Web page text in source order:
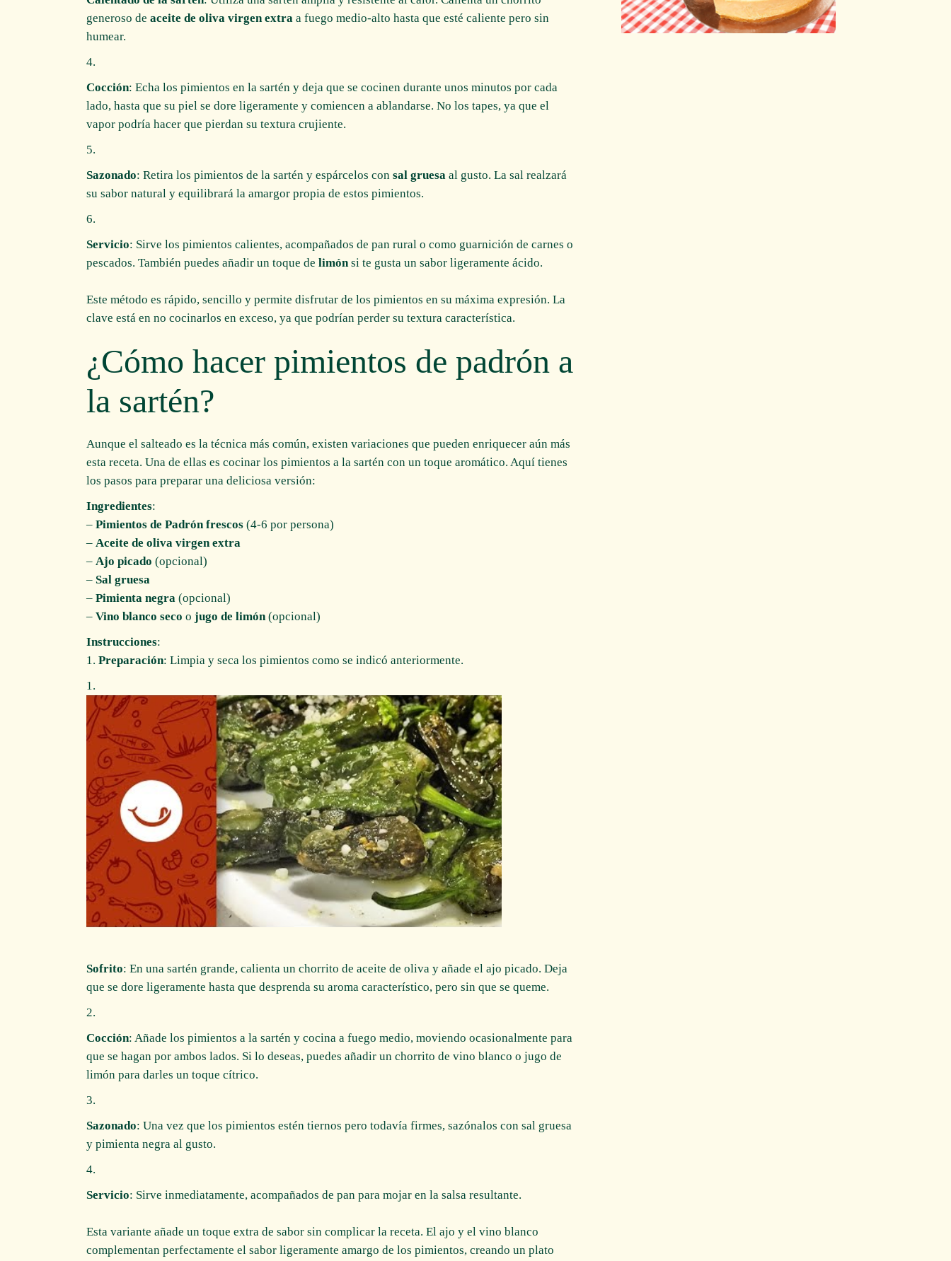
generoso de aceite de oliva virgen extra a fuego medio-alto hasta que esté caliente pero sin
humear.
Cocción: Echa los pimientos en la sartén y deja que se cocinen durante unos minutos por cada
lado, hasta que su piel se dore ligeramente y comiencen a ablandarse. No los tapes, ya que el
vapor podría hacer que pierdan su textura crujiente.
Sazonado: Retira los pimientos de la sartén y espárcelos con sal gruesa al gusto. La sal realzará
su sabor natural y equilibrará la amargor propia de estos pimientos.
Servicio: Sirve los pimientos calientes, acompañados de pan rural o como guarnición de carnes o
pescados. También puedes añadir un toque de limónsi te gusta un sabor ligeramente ácido.
Este método es rápido, sencillo y permite disfrutar de los pimientos en su máxima expresión. La
clave está en no cocinarlos en exceso, ya que podrían perder su textura característica.
¿Cómo hacer pimientos de padrón a
la sartén?
Aunque el salteado es la técnica más común, existen variaciones que pueden enriquecer aún más
esta receta. Una de ellas es cocinar los pimientos a la sartén con un toque aromático. Aquí tienes
los pasos para preparar una deliciosa versión:
Ingredientes:
– Pimientos de Padrón frescos (4-6 por persona)
– Aceite de oliva virgen extra
– Ajo picado (opcional)
– Sal gruesa
– Pimienta negra (opcional)
– Vino blanco seco o jugo de limón (opcional)
Instrucciones:
1. Preparación: Limpia y seca los pimientos como se indicó anteriormente.
Sofrito: En una sartén grande, calienta un chorrito de aceite de oliva y añade el ajo picado. Deja
que se dore ligeramente hasta que desprenda su aroma característico, pero sin que se queme.
Cocción: Añade los pimientos a la sartén y cocina a fuego medio, moviendo ocasionalmente para
que se hagan por ambos lados. Si lo deseas, puedes añadir un chorrito de vino blanco o jugo de
limón para darles un toque cítrico.
Sazonado: Una vez que los pimientos estén tiernos pero todavía firmes, sazónalos con sal gruesa
y pimienta negra al gusto.
Servicio: Sirve inmediatamente, acompañados de pan para mojar en la salsa resultante.
Esta variante añade un toque extra de sabor sin complicar la receta. El ajo y el vino blanco
complementan perfectamente el sabor ligeramente amargo de los pimientos, creando un plato